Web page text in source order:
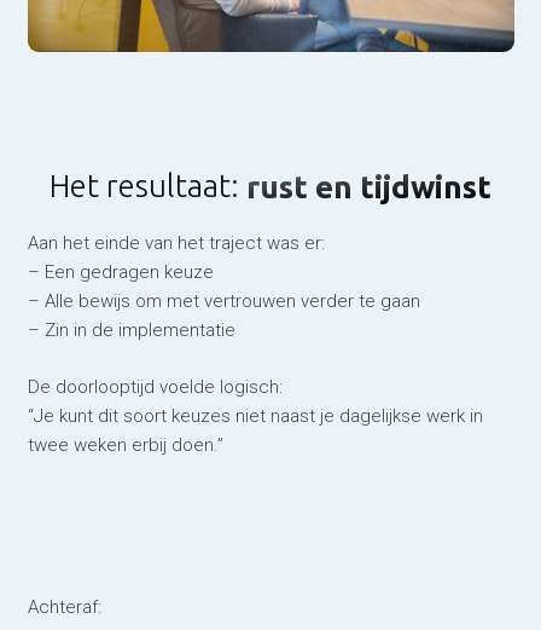
Het resultaat: rust en tijdwinst
Aan het einde van het traject was er:
– Een gedragen keuze
– Alle bewijs om met vertrouwen verder te gaan
– Zin in de implementatie
De doorlooptijd voelde logisch:
“Je kunt dit soort keuzes niet naast je dagelijkse werk in
twee weken erbij doen.”
Achteraf: